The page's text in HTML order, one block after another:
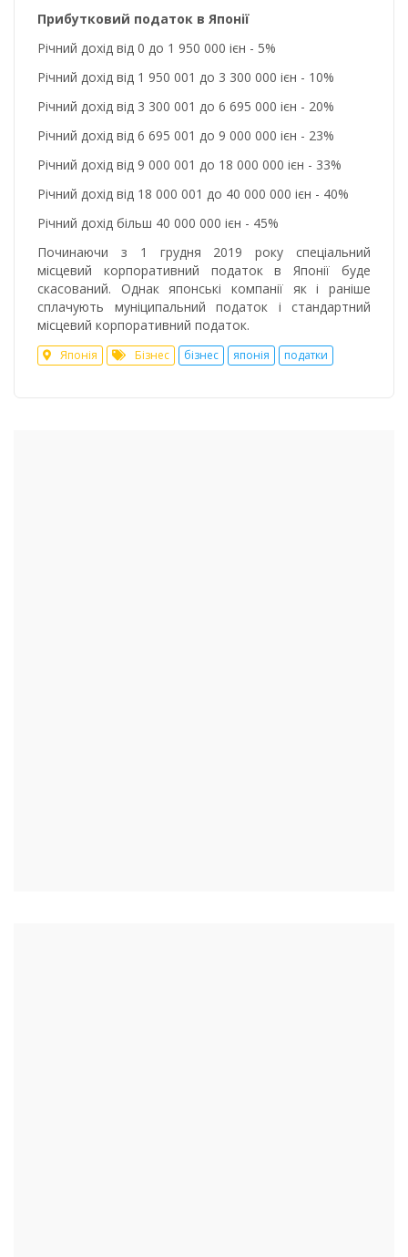
Прибутковий податок в Японії
Річний дохід від 0 до 1 950 000 ієн - 5%
Річний дохід від 1 950 001 до 3 300 000 ієн - 10%
Річний дохід від 3 300 001 до 6 695 000 ієн - 20%
Річний дохід від 6 695 001 до 9 000 000 ієн - 23%
Річний дохід від 9 000 001 до 18 000 000 ієн - 33%
Річний дохід від 18 000 001 до 40 000 000 ієн - 40%
Річний дохід більш 40 000 000 ієн - 45%
Починаючи з 1 грудня 2019 року спеціальний
місцевий корпоративний податок в Японії буде
скасований. Однак японські компанії як і раніше
сплачують муніципальний податок і стандартний
місцевий корпоративний податок.
Японія Бізнес бізнес японія податки